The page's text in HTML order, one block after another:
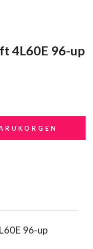
4L60E 96-up
96-up